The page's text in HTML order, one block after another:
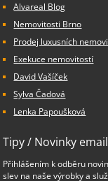
Alvareal Blog
Nemovitosti Brno
Prodej luxusních
Exekuce nemovitostí
David Vašíček
Sylva Čadová
Lenka Papoušková
Tipy / Novinky
Přihlášením k odběru
slev na naše výrobky a